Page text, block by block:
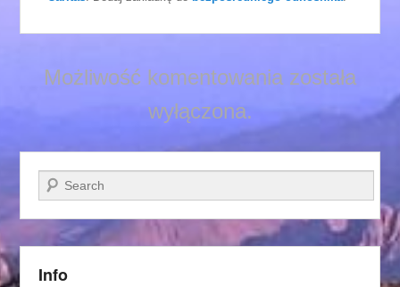
Możliwość komentowania została
wyłączona.
Szukaj
Info